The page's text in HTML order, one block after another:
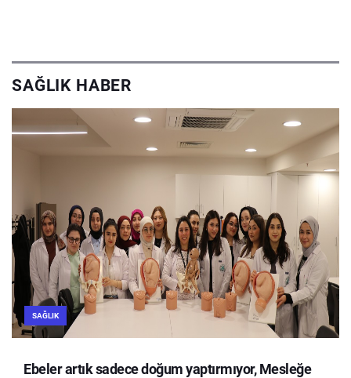
SAĞLIK HABER
SAĞLIK
Ebeler artık sadece doğum yaptırmıyor, Mesleğe